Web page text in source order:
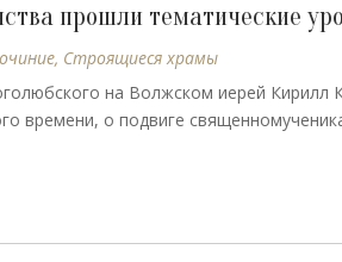
прошли тематические
, Строящиеся храмы
на Волжском иерей Кирилл
времени, о подвиге